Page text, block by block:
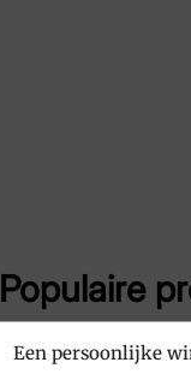
Een persoonlijke
Populaire